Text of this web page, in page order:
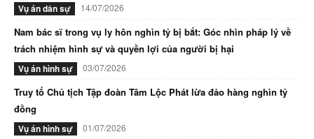
Vụ án dân sự 14/07/2026
Nam bác sĩ trong vụ ly hôn nghìn tỷ bị bắt: Góc nhìn pháp lý về
trách nhiệm hình sự và quyền lợi của người bị hại
Vụ án hình sự 03/07/2026
Truy tố Chủ tịch Tập đoàn Tâm Lộc Phát lừa đảo hàng nghìn tỷ
đồng
Vụ án hình sự 01/07/2026